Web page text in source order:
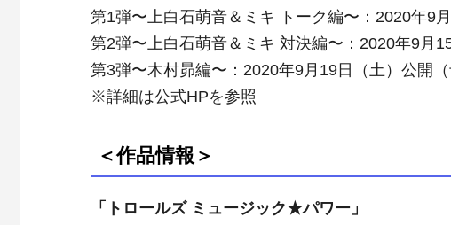
第1弾〜上白石萌音＆ミキ トーク編〜：2020年9
第2弾〜上白石萌音＆ミキ 対決編〜：2020年9月
第3弾〜木村昴編〜：2020年9月19日（土）公開（
※詳細は公式HPを参照
＜作品情報＞
「トロールズ ミュージック★パワー」